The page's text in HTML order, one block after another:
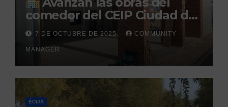
comedor del CEIP Ciudad del
Sol: su finalización está
prevista para finales de 2025
7 DE OCTUBRE DE 2025 COMMUNITY
MANAGER
ÉCIJA